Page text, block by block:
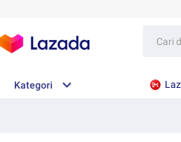
Kategori